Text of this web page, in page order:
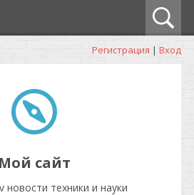
Регистрация | Вход
Мой сайт
новости техники и науки